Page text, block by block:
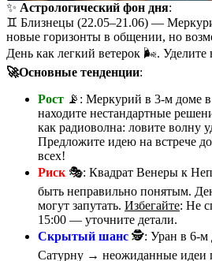
✨ Астрологический фон дня:
♊️ Близнецы (22.05–21.06) —
новые горизонты в общении, но
День как легкий ветерок 🌬️. Уделите
🚀Основные тенденции:
Рост 📡: Меркурий в 3-м доме
находите нестандартные
как радиоволна: ловите волну
Предложите идею на встрече
всех!
Риск 🎭: Квадрат Венеры к
быть неправильно понятым.
могут запутать. Избегайте: Не
15:00 — уточните детали.
Скрытый шанс 🕵️: Уран в 6-м
Сатурну → неожиданные идеи